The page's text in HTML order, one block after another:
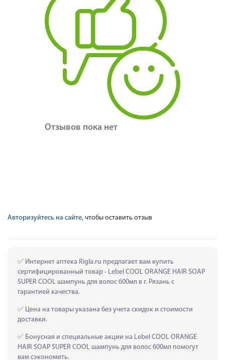
Отзывов пока нет
Авторизуйтесь на сайте, чтобы оставить отзыв
Интернет аптека Rigla.ru предлагает вам купить
сертифицированный товар - Lebel COOL ORANGE HAIR SOAP
SUPER COOL шампунь для волос 600мл в г. Рязань с
гарантией качества.
Цена на товары указана без учета скидок и стоимости
доставки.
Бонусная и специальные акции на Lebel COOL ORANGE
HAIR SOAP SUPER COOL шампунь для волос 600мл помогут
вам сэкономить.